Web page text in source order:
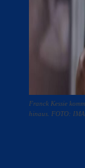
Franck Kessie
hinaus. FOTO: